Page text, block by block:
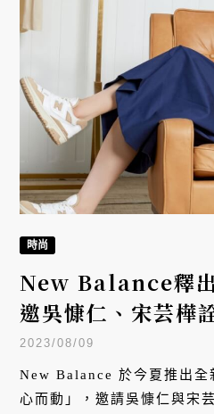
時尚
New Balance釋出
邀吳慷仁、宋芸樺
工藝
2023/08/09
New Balance 於今夏推出全
心而動」，邀請吳慷仁與宋